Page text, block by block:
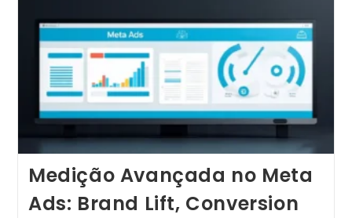
Medição Avançada no Meta
Ads: Brand Lift, Conversion